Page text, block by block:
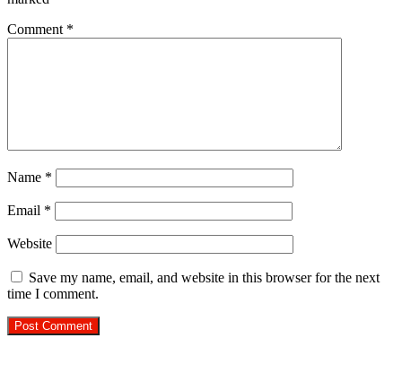
Comment *
Name *
Email *
Website
Save my name, email, and website in this browser for the next
time I comment.